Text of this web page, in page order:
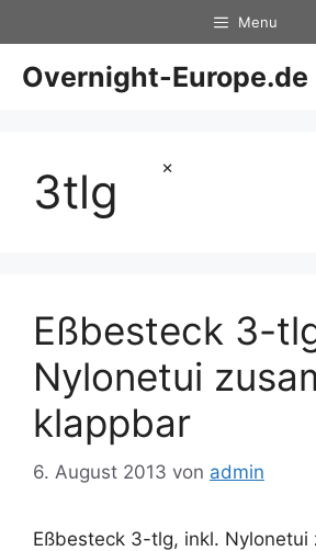
×
Inhalt
springen
Menu
Overnight-Europe.de
3tlg
Eßbesteck 3-
Nylonetui
klappbar
6. August 2013 von admin
Eßbesteck 3-tlg, inkl. Nylonetui